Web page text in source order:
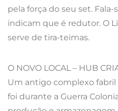
pela força do seu set.
indicam que é redutor. O
serve de tira-teimas.
O NOVO LOCAL – HUB
Um antigo complexo fabril
foi durante a Guerra